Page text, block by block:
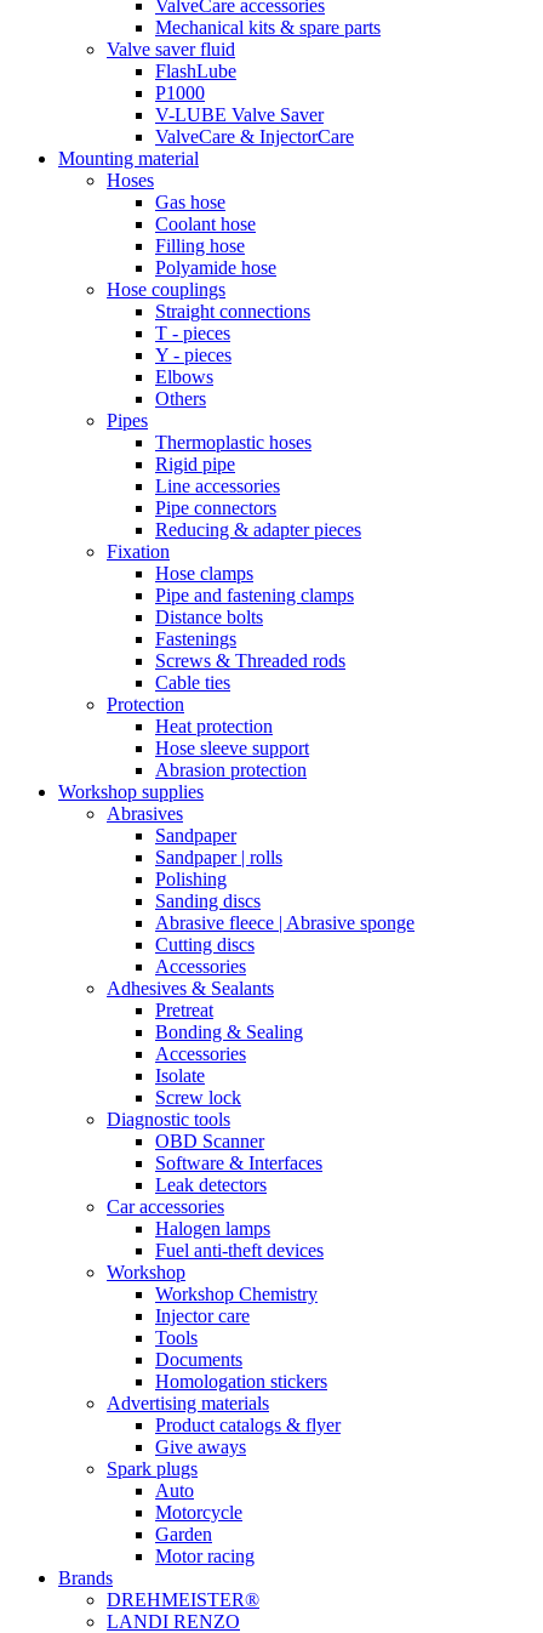
ValveCare accessories
Mechanical kits & spare parts
Valve saver fluid
FlashLube
P1000
V-LUBE Valve Saver
ValveCare & InjectorCare
Mounting material
Hoses
Gas hose
Coolant hose
Filling hose
Polyamide hose
Hose couplings
Straight connections
T - pieces
Y - pieces
Elbows
Others
Pipes
Thermoplastic hoses
Rigid pipe
Line accessories
Pipe connectors
Reducing & adapter pieces
Fixation
Hose clamps
Pipe and fastening clamps
Distance bolts
Fastenings
Screws & Threaded rods
Cable ties
Protection
Heat protection
Hose sleeve support
Abrasion protection
Workshop supplies
Abrasives
Sandpaper
Sandpaper | rolls
Polishing
Sanding discs
Abrasive fleece | Abrasive sponge
Cutting discs
Accessories
Adhesives & Sealants
Pretreat
Bonding & Sealing
Accessories
Isolate
Screw lock
Diagnostic tools
OBD Scanner
Software & Interfaces
Leak detectors
Car accessories
Halogen lamps
Fuel anti-theft devices
Workshop
Workshop Chemistry
Injector care
Tools
Documents
Homologation stickers
Advertising materials
Product catalogs & flyer
Give aways
Spark plugs
Auto
Motorcycle
Garden
Motor racing
Brands
DREHMEISTER®
LANDI RENZO